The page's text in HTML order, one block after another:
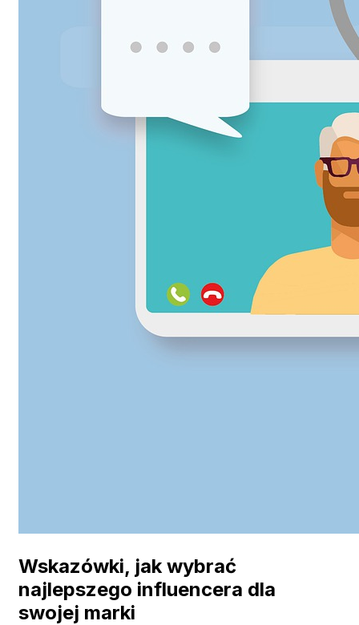
Wskazówki, jak wybrać
najlepszego influencera dla
swojej marki